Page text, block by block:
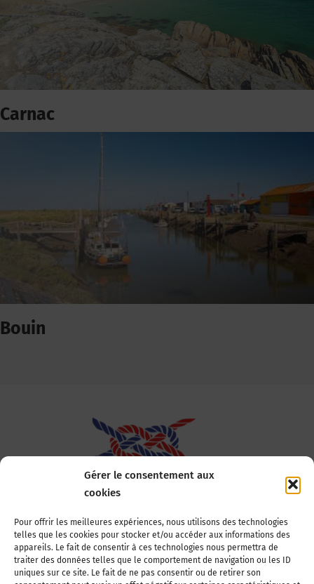
Gérer le consentement aux
cookies
Pour offrir les meilleures expériences, nous utilisons des technologies
telles que les cookies pour stocker et/ou accéder aux informations des
appareils. Le fait de consentir à ces technologies nous permettra de
traiter des données telles que le comportement de navigation ou les ID
uniques sur ce site. Le fait de ne pas consentir ou de retirer son
Carnac
Bouin
Association Nationale des Elus des Littoraux
22, boulevard de la Tour-Maubourg
75007 Paris
Tél : 01 44 11 11 70